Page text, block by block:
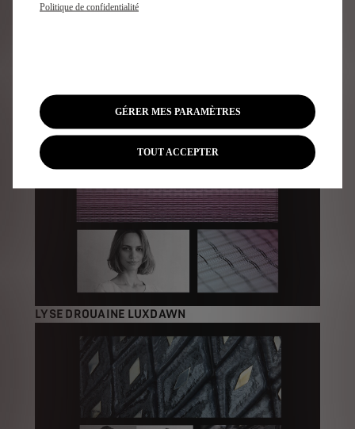
JUSTINE DURAND
LYSE DROUAINE LUXDAWN
Politique de confidentialité
GÉRER MES PARAMÈTRES
TOUT ACCEPTER